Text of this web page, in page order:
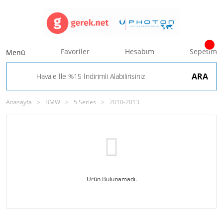
ARA
Menü Favoriler Hesabım Sepetim
Anasayfa BMW 5 Series 2010-2013
Ürün Bulunamadı.